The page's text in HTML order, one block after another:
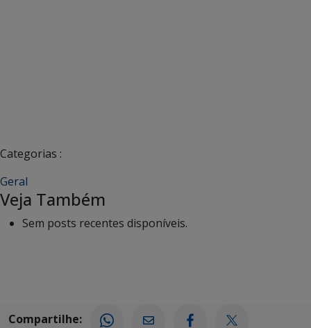
Categorias :
Geral
Veja Também
Sem posts recentes disponíveis.
Compartilhe: